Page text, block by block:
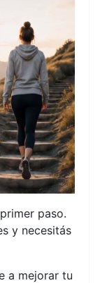
paso.
y necesitás
a mejorar tu